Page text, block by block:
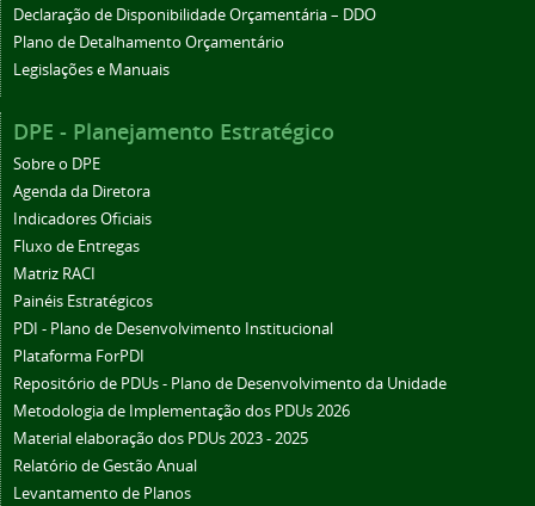
Declaração de Disponibilidade Orçamentária – DDO
Plano de Detalhamento Orçamentário
Legislações e Manuais
DPE - Planejamento Estratégico
Sobre o DPE
Agenda da Diretora
Indicadores Oficiais
Fluxo de Entregas
Matriz RACI
Painéis Estratégicos
PDI - Plano de Desenvolvimento Institucional
Plataforma ForPDI
Repositório de PDUs - Plano de Desenvolvimento da Unidade
Metodologia de Implementação dos PDUs 2026
Material elaboração dos PDUs 2023 - 2025
Relatório de Gestão Anual
Levantamento de Planos